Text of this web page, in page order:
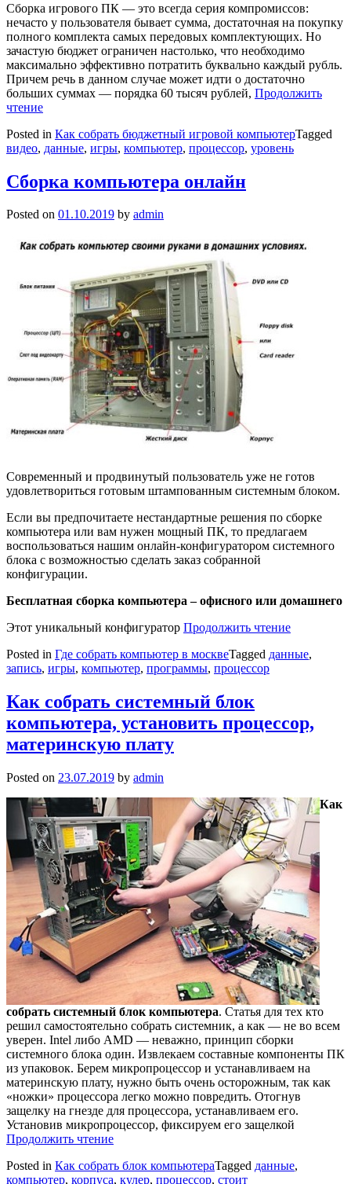
Сборка игрового ПК — это всегда серия компромиссов:
нечасто у пользователя бывает сумма, достаточная на покупку
полного комплекта самых передовых комплектующих. Но
зачастую бюджет ограничен настолько, что необходимо
максимально эффективно потратить буквально каждый рубль.
Причем речь в данном случае может идти о достаточно
больших суммах — порядка 60 тысяч рублей, Продолжить
чтение
Posted in Как собрать бюджетный игровой компьютерTagged
видео, данные, игры, компьютер, процессор, уровень
Сборка компьютера онлайн
Posted on 01.10.2019 by admin
Современный и продвинутый пользователь уже не готов
удовлетвориться готовым штампованным системным блоком.
Если вы предпочитаете нестандартные решения по сборке
компьютера или вам нужен мощный ПК, то предлагаем
воспользоваться нашим онлайн-конфигуратором системного
блока с возможностью сделать заказ собранной
конфигурации.
Бесплатная сборка компьютера – офисного или домашнего
Этот уникальный конфигуратор Продолжить чтение
Posted in Где собрать компьютер в москвеTagged данные,
запись, игры, компьютер, программы, процессор
Как собрать системный блок
компьютера, установить процессор,
материнскую плату
Posted on 23.07.2019 by admin
Как
собрать системный блок компьютера. Статья для тех кто
решил самостоятельно собрать системник, а как — не во всем
уверен. Intel либо AMD — неважно, принцип сборки
системного блока один. Извлекаем составные компоненты ПК
из упаковок. Берем микропроцессор и устанавливаем на
материнскую плату, нужно быть очень осторожным, так как
«ножки» процессора легко можно повредить. Отогнув
защелку на гнезде для процессора, устанавливаем его.
Установив микропроцессор, фиксируем его защелкой
Продолжить чтение
Posted in Как собрать блок компьютераTagged данные,
компьютер, корпуса, кулер, процессор, стоит